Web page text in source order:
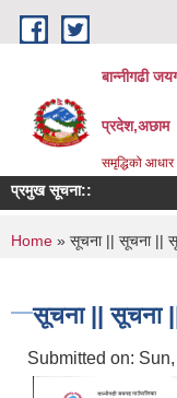
Skip to main content
बान्नीगढी
प्रदेश,अछाम
समृद्धिको आधार
प्रमुख सूचना::
You are
Home » सूचना || सूचना ||
सूचना || सूचना
Submitted on: